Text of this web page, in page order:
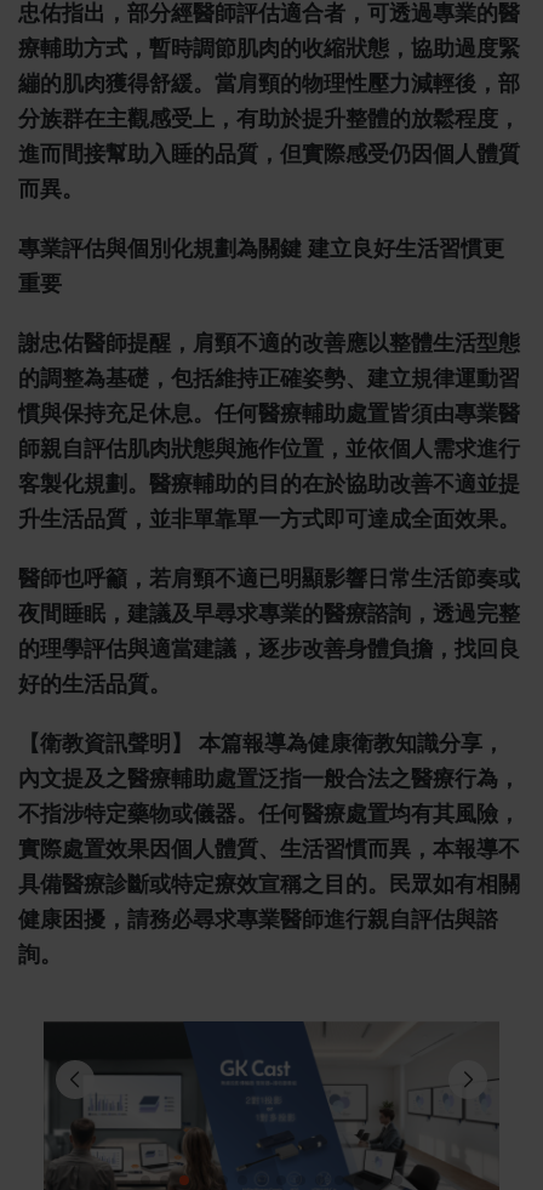
忠佑指出，部分經醫師評估適合者，可透過專業的醫
療輔助方式，暫時調節肌肉的收縮狀態，協助過度緊
繃的肌肉獲得舒緩。當肩頸的物理性壓力減輕後，部
分族群在主觀感受上，有助於提升整體的放鬆程度，
進而間接幫助入睡的品質，但實際感受仍因個人體質
而異。
專業評估與個別化規劃為關鍵 建立良好生活習慣更
重要
謝忠佑醫師提醒，肩頸不適的改善應以整體生活型態
的調整為基礎，包括維持正確姿勢、建立規律運動習
慣與保持充足休息。任何醫療輔助處置皆須由專業醫
師親自評估肌肉狀態與施作位置，並依個人需求進行
客製化規劃。醫療輔助的目的在於協助改善不適並提
升生活品質，並非單靠單一方式即可達成全面效果。
醫師也呼籲，若肩頸不適已明顯影響日常生活節奏或
夜間睡眠，建議及早尋求專業的醫療諮詢，透過完整
的理學評估與適當建議，逐步改善身體負擔，找回良
好的生活品質。
【衛教資訊聲明】 本篇報導為健康衛教知識分享，
內文提及之醫療輔助處置泛指一般合法之醫療行為，
不指涉特定藥物或儀器。任何醫療處置均有其風險，
實際處置效果因個人體質、生活習慣而異，本報導不
具備醫療診斷或特定療效宣稱之目的。民眾如有相關
健康困擾，請務必尋求專業醫師進行親自評估與諮
詢。